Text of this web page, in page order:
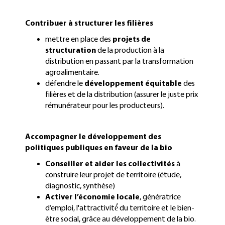
Contribuer à structurer les filières
mettre en place des projets de
structurationde la production à la
distribution en passant par la transformation
agroalimentaire.
défendre le développement équitable des
filières et de la distribution (assurer le juste prix
rémunérateur pour les producteurs).
Accompagner le développement des
politiques publiques en faveur de la bio
Conseiller et aider les collectivitésà
construire leur projet de territoire (étude,
diagnostic, synthèse)
Activer l’économie locale, génératrice
d’emploi, l'attractivité́ du territoire et le bien-
être social, grâce au développement de la bio.